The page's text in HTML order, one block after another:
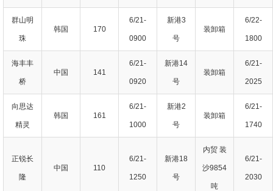
群山明
珠
韩国 170
6/21-
0900
新港3
号
装卸箱
6/22-
1800
海丰丰
桥
中国 141
6/21-
0920
新港14
号
装卸箱
6/21-
2025
向思达
精灵
韩国 161
6/21-
1000
新港2
号
装卸箱
6/21-
1740
正锐长
隆
中国 110
6/21-
1250
新港18
号
内贸 装
沙9854
吨
6/21-
2030